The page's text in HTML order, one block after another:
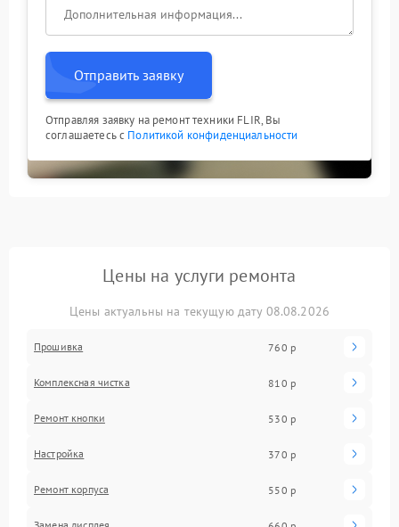
Отправить заявку
Отправляя заявку на ремонт техники FLIR, Вы
соглашаетесь с Политикой конфиденциальности
Цены на услуги ремонта
Цены актуальны на текущую дату 08.08.2026
Прошивка 760 р
Комплексная чистка 810 р
Ремонт кнопки 530 р
Настройка 370 р
Ремонт корпуса 550 р